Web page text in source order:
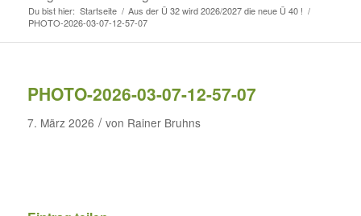
Du bist hier: Startseite / Aus der Ü 32 wird 2026/2027 die neue Ü 40 ! /
PHOTO-2026-03-07-12-57-07
PHOTO-2026-03-07-12-57-07
7. März 2026 / von Rainer Bruhns